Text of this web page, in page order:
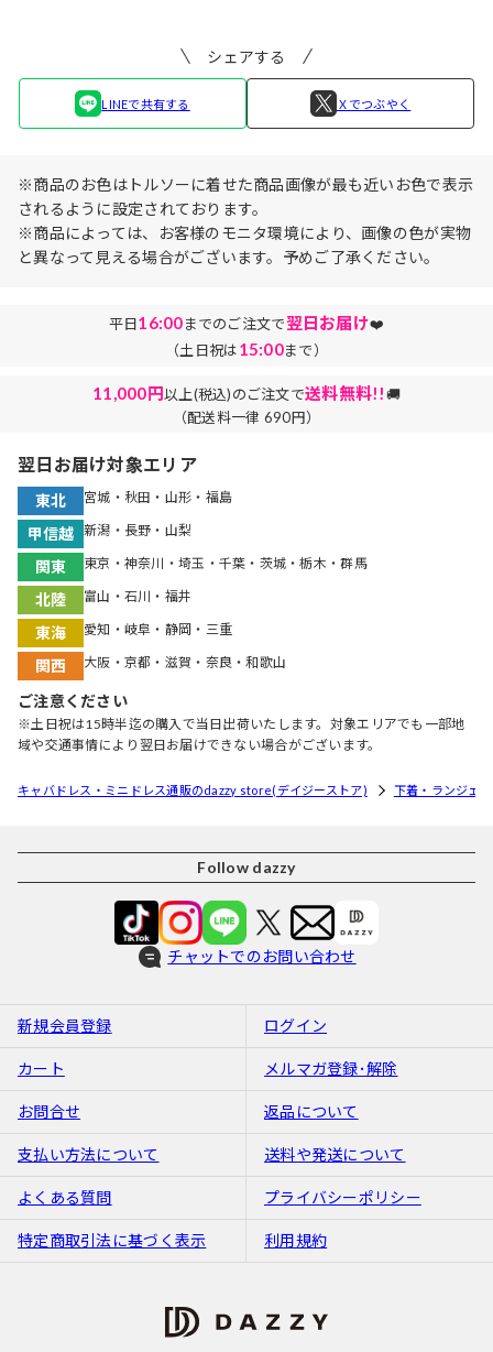
シェアする
LINEで共有する Ｘでつぶやく
※商品のお色はトルソーに着せた商品画像が最も近いお色で表示
されるように設定されております。
※商品によっては、お客様のモニタ環境により、画像の色が実物
と異なって見える場合がございます。予めご了承ください。
平日16:00までのご注文で翌日お届け❤️
（土日祝は15:00まで）
11,000円以上(税込)のご注文で送料無料!!🚚
（配送料一律 690円）
翌日お届け対象エリア
東北 宮城・秋田・山形・福島
甲信越 新潟・長野・山梨
関東 東京・神奈川・埼玉・千葉・茨城・栃木・群馬
北陸 富山・石川・福井
東海 愛知・岐阜・静岡・三重
関西 大阪・京都・滋賀・奈良・和歌山
ご注意ください
※土日祝は15時半迄の購入で当日出荷いたします。対象エリアでも一部地
域や交通事情により翌日お届けできない場合がございます。
キャバドレス・ミニドレス通販のdazzy store(デイジーストア) 下着・ランジェ
Follow dazzy
チャットでのお問い合わせ
新規会員登録 ログイン
カート メルマガ登録･解除
お問合せ 返品について
支払い方法について 送料や発送について
よくある質問 プライバシーポリシー
特定商取引法に基づく表示 利用規約